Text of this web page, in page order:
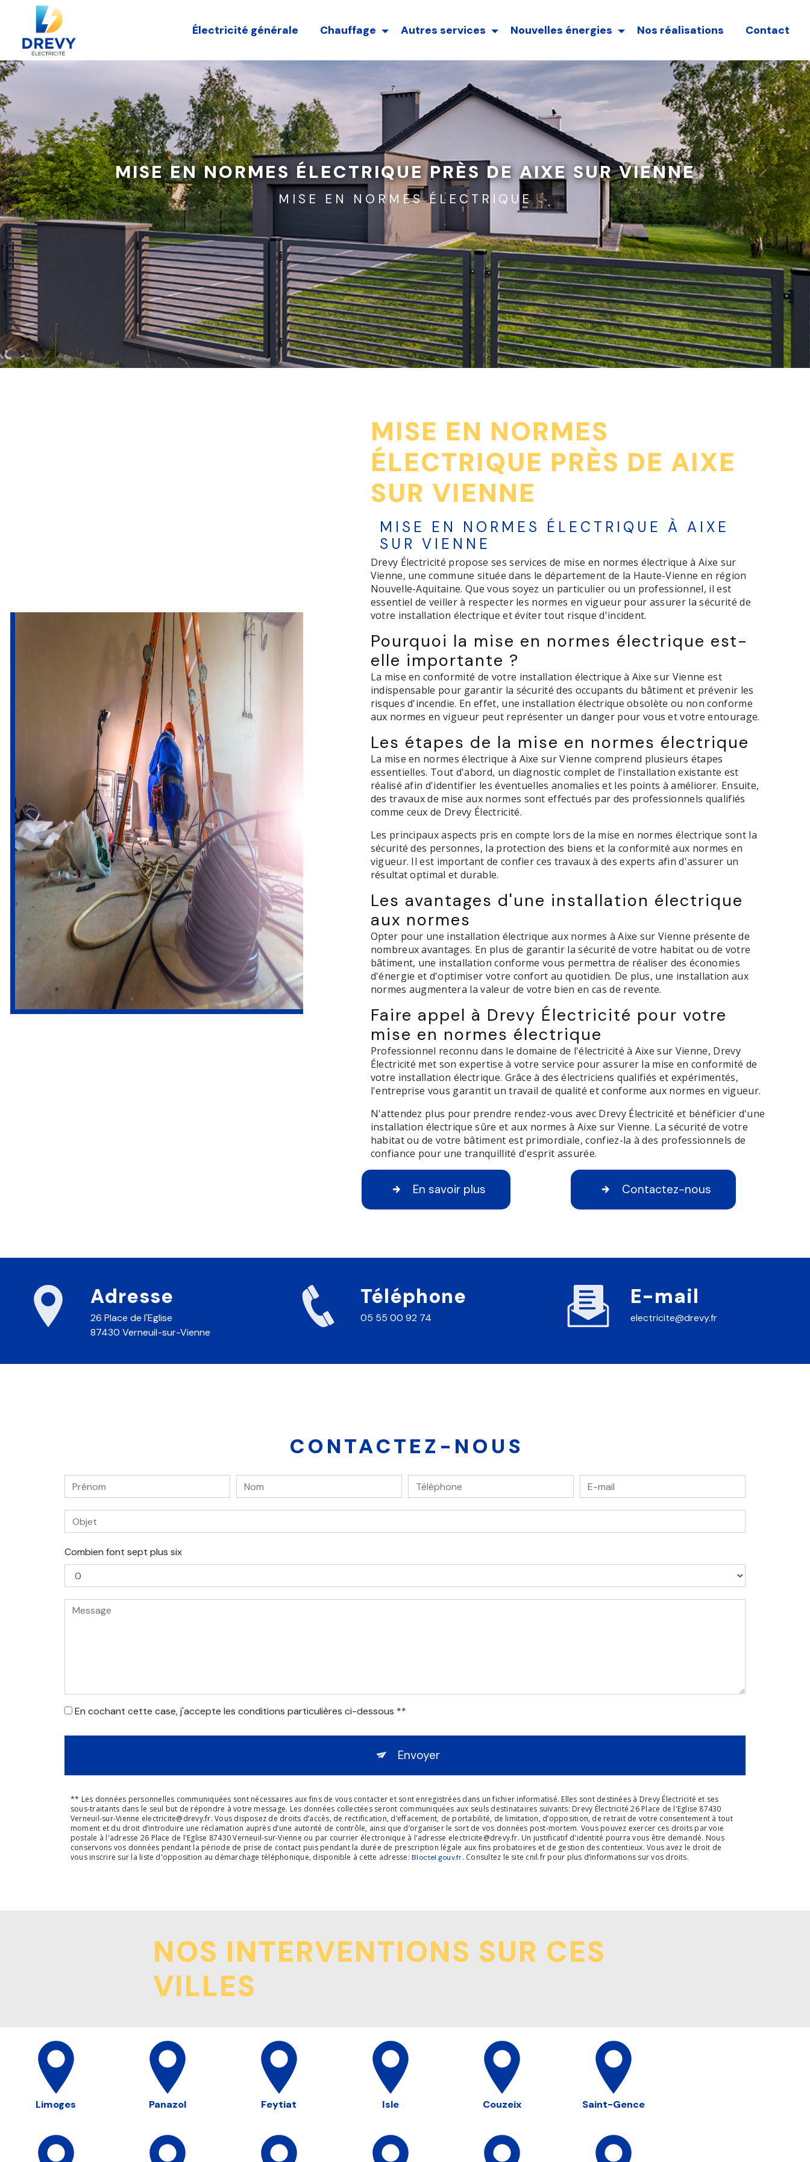
Électricité générale Chauffage Autres services Nouvelles énergies Nos réalisations Contact
MISE EN NORMES ÉLECTRIQUE PRÈS DE AIXE SUR VIENNE
MISE EN NORMES ÉLECTRIQUE
MISE EN NORMES
ÉLECTRIQUE PRÈS DE AIXE
SUR VIENNE
MISE EN NORMES ÉLECTRIQUE À AIXE
SUR VIENNE
Drevy Électricité propose ses services de mise en normes électrique à Aixe sur
Vienne, une commune située dans le département de la Haute-Vienne en région
Nouvelle-Aquitaine. Que vous soyez un particulier ou un professionnel, il est
essentiel de veiller à respecter les normes en vigueur pour assurer la sécurité de
votre installation électrique et éviter tout risque d'incident.
Pourquoi la mise en normes électrique est-
elle importante ?
La mise en conformité de votre installation électrique à Aixe sur Vienne est
indispensable pour garantir la sécurité des occupants du bâtiment et prévenir les
risques d'incendie. En effet, une installation électrique obsolète ou non conforme
aux normes en vigueur peut représenter un danger pour vous et votre entourage.
Les étapes de la mise en normes électrique
La mise en normes électrique à Aixe sur Vienne comprend plusieurs étapes
essentielles. Tout d'abord, un diagnostic complet de l'installation existante est
réalisé afin d'identifier les éventuelles anomalies et les points à améliorer. Ensuite,
des travaux de mise aux normes sont effectués par des professionnels qualifiés
comme ceux de Drevy Électricité.
Les principaux aspects pris en compte lors de la mise en normes électrique sont la
sécurité des personnes, la protection des biens et la conformité aux normes en
vigueur. Il est important de confier ces travaux à des experts afin d'assurer un
résultat optimal et durable.
Les avantages d'une installation électrique
aux normes
Opter pour une installation électrique aux normes à Aixe sur Vienne présente de
nombreux avantages. En plus de garantir la sécurité de votre habitat ou de votre
bâtiment, une installation conforme vous permettra de réaliser des économies
d'énergie et d'optimiser votre confort au quotidien. De plus, une installation aux
normes augmentera la valeur de votre bien en cas de revente.
Faire appel à Drevy Électricité pour votre
mise en normes électrique
Professionnel reconnu dans le domaine de l'électricité à Aixe sur Vienne, Drevy
Électricité met son expertise à votre service pour assurer la mise en conformité de
votre installation électrique. Grâce à des électriciens qualifiés et expérimentés,
l'entreprise vous garantit un travail de qualité et conforme aux normes en vigueur.
N'attendez plus pour prendre rendez-vous avec Drevy Électricité et bénéficier d'une
installation électrique sûre et aux normes à Aixe sur Vienne. La sécurité de votre
habitat ou de votre bâtiment est primordiale, confiez-la à des professionnels de
confiance pour une tranquillité d'esprit assurée.
En savoir plus Contactez-nous
Adresse
26 Place de l'Eglise
87430 Verneuil-sur-Vienne
Téléphone
05 55 00 92 74
E-mail
electricite@drevy.fr
CONTACTEZ-NOUS
Combien font sept plus six
En cochant cette case, j'accepte les conditions particulières ci-dessous **
Envoyer
** Les données personnelles communiquées sont nécessaires aux fins de vous contacter et sont enregistrées dans un fichier informatisé. Elles sont destinées à Drevy Électricité et ses
sous-traitants dans le seul but de répondre à votre message. Les données collectées seront communiquées aux seuls destinataires suivants: Drevy Électricité 26 Place de l'Eglise 87430
Verneuil-sur-Vienne electricite@drevy.fr. Vous disposez de droits d’accès, de rectification, d’effacement, de portabilité, de limitation, d’opposition, de retrait de votre consentement à tout
moment et du droit d’introduire une réclamation auprès d’une autorité de contrôle, ainsi que d’organiser le sort de vos données post-mortem. Vous pouvez exercer ces droits par voie
postale à l'adresse 26 Place de l'Eglise 87430 Verneuil-sur-Vienne ou par courrier électronique à l'adresse electricite@drevy.fr. Un justificatif d'identité pourra vous être demandé. Nous
conservons vos données pendant la période de prise de contact puis pendant la durée de prescription légale aux fins probatoires et de gestion des contentieux. Vous avez le droit de
vous inscrire sur la liste d'opposition au démarchage téléphonique, disponible à cette adresse:Bloctel.gouv.fr. Consultez le site cnil.fr pour plus d’informations sur vos droits.
NOS INTERVENTIONS SUR CES
VILLES
Limoges Panazol Feytiat Isle Couzeix Saint-Gence
Panneau de gestion des cookies